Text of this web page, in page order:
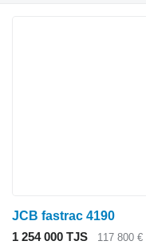
JCB fastrac 4190
1 254 000 TJS
117 800 €